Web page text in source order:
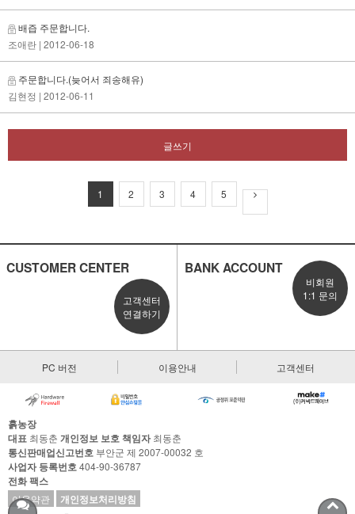
배즙 주문합니다.
조애란 | 2012-06-18
주문합니다.(늦어서 죄송해유)
김현정 | 2012-06-11
글쓰기
1 2 3 4 5
CUSTOMER CENTER
고객센터
연결하기
BANK ACCOUNT
비회원
1:1 문의
PC 버전 이용안내 고객센터
흙농장
대표 최동춘 개인정보 보호 책임자최동춘
통신판매업신고번호 부안군 제 2007-00032 호
사업자 등록번호404-90-36787
전화팩스
이용약관 개인정보처리방침